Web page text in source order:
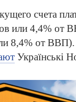
счета
или 4,4% от
8,4% от
Українські